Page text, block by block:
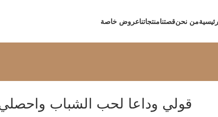
من نحنقصتنامنتجاتناعروض خاصة
قولي وداعا لحب الشباب